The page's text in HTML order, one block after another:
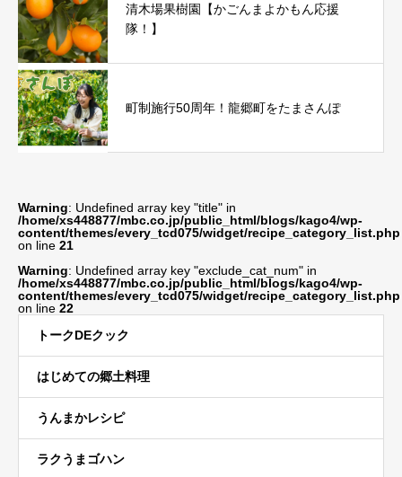
清木場果樹園【かごんまよかもん応援
隊！】
町制施行50周年！龍郷町をたまさんぽ
Warning: Undefined array key "title" in
/home/xs448877/mbc.co.jp/public_html/blogs/kago4/wp-
content/themes/every_tcd075/widget/recipe_category_list.php
on line 21
Warning: Undefined array key "exclude_cat_num" in
/home/xs448877/mbc.co.jp/public_html/blogs/kago4/wp-
content/themes/every_tcd075/widget/recipe_category_list.php
on line 22
トークDEクック
はじめての郷土料理
うんまかレシピ
ラクうまゴハン